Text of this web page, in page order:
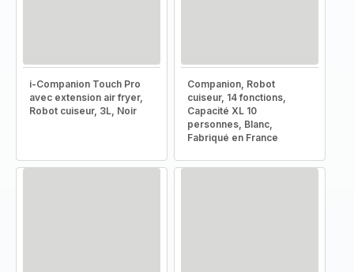
i-Companion Touch Pro
avec extension air fryer,
Robot cuiseur, 3L, Noir
Companion, Robot
cuiseur, 14 fonctions,
Capacité XL 10
personnes, Blanc,
Fabriqué en France